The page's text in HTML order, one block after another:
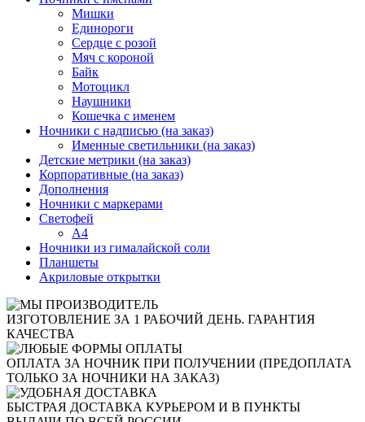
Мишки
Единороги
Сердце с розой
Мяч с короной
Байк
Мотоцикл
Наушники
Кошечка с именем
Ночники с надписью (на заказ)
Именные светильники (на заказ)
Детские метрики (на заказ)
Корпоративные (на заказ)
Дополнения
Ночники с маркерами
Светофей
А4
Ночники из гималайской соли
Планшеты
Акриловые открытки
ИЗГОТОВЛЕНИЕ ЗА 1 РАБОЧИЙ ДЕНЬ. ГАРАНТИЯ
КАЧЕСТВА
ОПЛАТА ЗА НОЧНИК ПРИ ПОЛУЧЕНИИ (ПРЕДОПЛАТА
ТОЛЬКО ЗА НОЧНИКИ НА ЗАКАЗ)
БЫСТРАЯ ДОСТАВКА КУРЬЕРОМ И В ПУНКТЫ